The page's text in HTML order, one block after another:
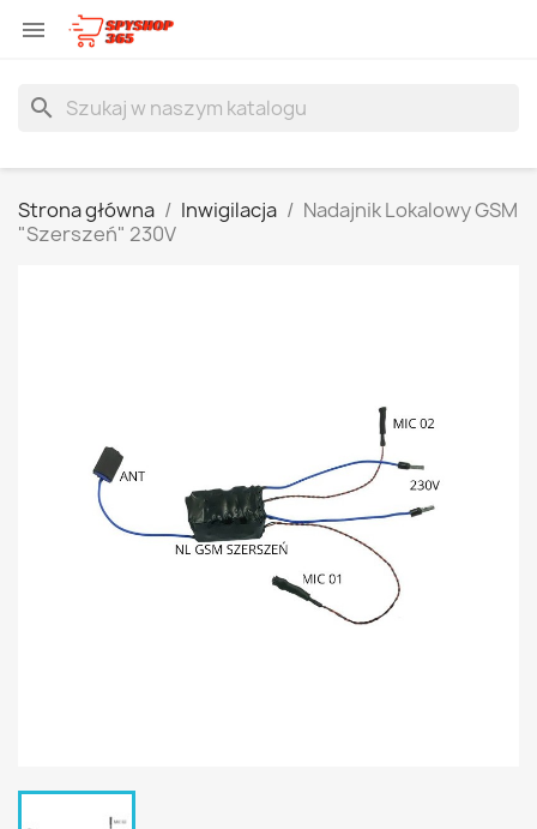

search
Strona główna Inwigilacja
Nadajnik Lokalowy GSM
"Szerszeń" 230V